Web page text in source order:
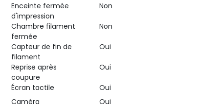
Enceinte fermée
d'impression
Non
Chambre filament
fermée
Non
Capteur de fin de
filament
Oui
Reprise après
coupure
Oui
Écran tactile
Oui
Caméra
Oui